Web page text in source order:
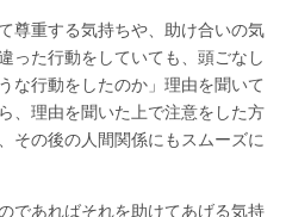
尊重する気持ちや、助け合いの気
った行動をしていても、頭ごなし
な行動をしたのか」理由を聞いて
、理由を聞いた上で注意をした方
その後の人間関係にもスムーズに
であればそれを助けてあげる気持